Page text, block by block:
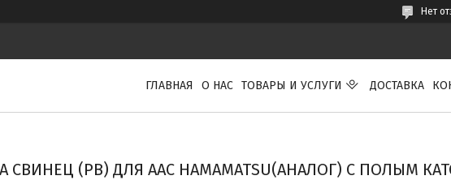
Нет
ГЛАВНАЯ О НАС ТОВАРЫ И УСЛУГИ ДОСТАВКА
СВИНЕЦ (PB) ДЛЯ ААС HAMAMATSU(АНАЛОГ) С ПОЛЫМ